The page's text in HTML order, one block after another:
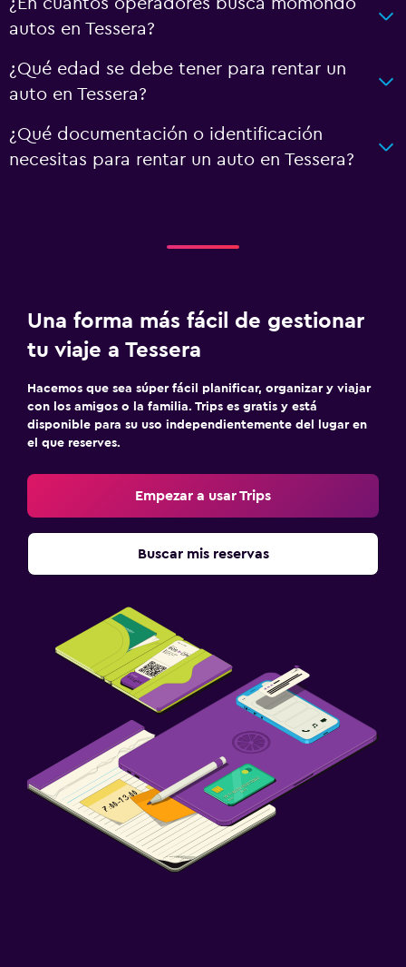
¿En cuántos operadores busca momondo
autos en Tessera?
¿Qué edad se debe tener para rentar un
auto en Tessera?
¿Qué documentación o identificación
necesitas para rentar un auto en Tessera?
Una forma más fácil de gestionar
tu viaje a Tessera
Hacemos que sea súper fácil planificar, organizar y viajar
con los amigos o la familia. Trips es gratis y está
disponible para su uso independientemente del lugar en
el que reserves.
Empezar a usar Trips
Buscar mis reservas